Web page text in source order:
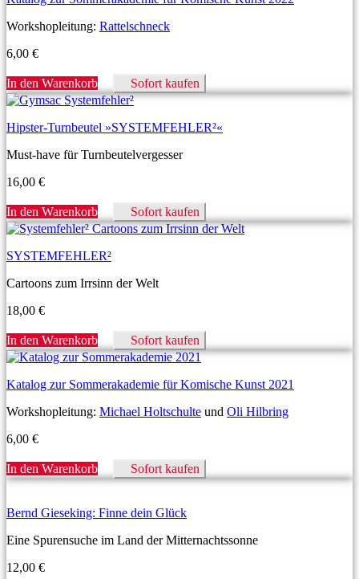
Workshopleitung: Rattelschneck
6,00 €
In den Warenkorb Sofort kaufen
Hipster-Turnbeutel »SYSTEMFEHLER²«
Must-have für Turnbeutelvergesser
16,00 €
In den Warenkorb Sofort kaufen
SYSTEMFEHLER²
Cartoons zum Irrsinn der Welt
18,00 €
In den Warenkorb Sofort kaufen
Katalog zur Sommerakademie für Komische Kunst 2021
Workshopleitung: Michael Holtschulte und Oli Hilbring
6,00 €
In den Warenkorb Sofort kaufen
Bernd Gieseking: Finne dein Glück
Eine Spurensuche im Land der Mitternachtssonne
12,00 €